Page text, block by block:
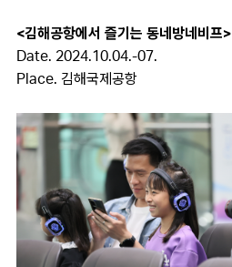
<김해공항에서 즐기는 동네방네비프>
Date. 2024.10.04.-07.
Place. 김해국제공항